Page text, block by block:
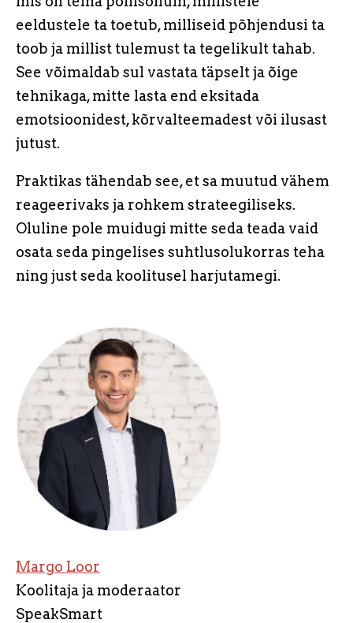
eeldustele ta toetub, milliseid põhjendusi ta
toob ja millist tulemust ta tegelikult tahab.
See võimaldab sul vastata täpselt ja õige
tehnikaga, mitte lasta end eksitada
emotsioonidest, kõrvalteemadest või ilusast
jutust.
Praktikas tähendab see, et sa muutud vähem
reageerivaks ja rohkem strateegiliseks.
Oluline pole muidugi mitte seda teada vaid
osata seda pingelises suhtlusolukorras teha
ning just seda koolitusel harjutamegi.
Margo Loor
Koolitaja ja moderaator
SpeakSmart